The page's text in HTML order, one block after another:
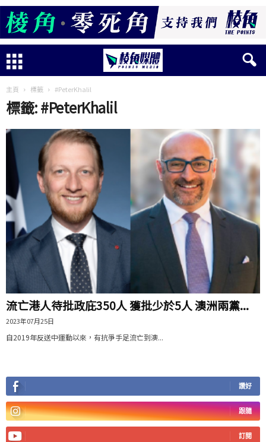
主頁 標籤 #PeterKhalil
標籤: #PeterKhalil
流亡港人待批政庇350人 獲批少於5人 澳洲兩黨...
2023年07月25日
自2019年反送中運動以來，有抗爭手足流亡到澳...
讚好
跟隨
訂閱